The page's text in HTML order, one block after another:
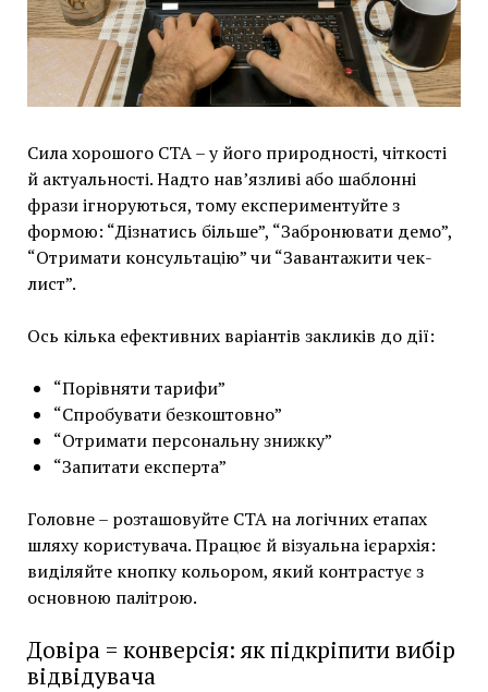
Сила хорошого CTA – у його природності, чіткості
й актуальності. Надто нав’язливі або шаблонні
фрази ігноруються, тому експериментуйте з
формою: “Дізнатись більше”, “Забронювати демо”,
“Отримати консультацію” чи “Завантажити чек-
лист”.
Ось кілька ефективних варіантів закликів до дії:
“Порівняти тарифи”
“Спробувати безкоштовно”
“Отримати персональну знижку”
“Запитати експерта”
Головне – розташовуйте CTA на логічних етапах
шляху користувача. Працює й візуальна ієрархія:
виділяйте кнопку кольором, який контрастує з
основною палітрою.
Довіра = конверсія: як підкріпити вибір
відвідувача